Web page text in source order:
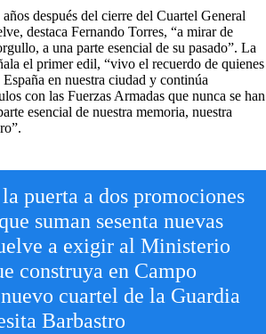
después del cierre del Cuartel General
destaca Fernando Torres, “a mirar de
a una parte esencial de su pasado”. La
el primer edil, “vivo el recuerdo de quienes
en nuestra ciudad y continúa
con las Fuerzas Armadas que nunca se han
esencial de nuestra memoria, nuestra
puerta a dos promociones
suman sesenta nuevas
a exigir al Ministerio
construya en Campo
cuartel de la Guardia
Barbastro